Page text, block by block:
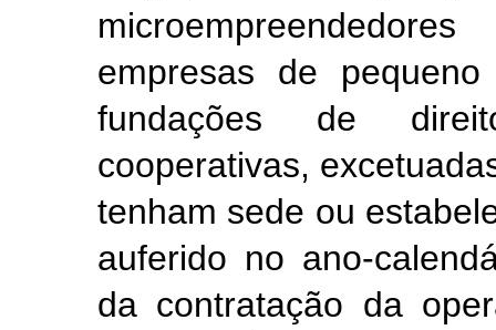
empresas de
fundações de
cooperativas,
tenham sede ou
auferido no ano-
da contratação da